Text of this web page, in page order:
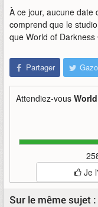
À ce jour, aucune date
comprend que le
que World of
Partager
Attendiez-vous
Je
Sur le même sujet :